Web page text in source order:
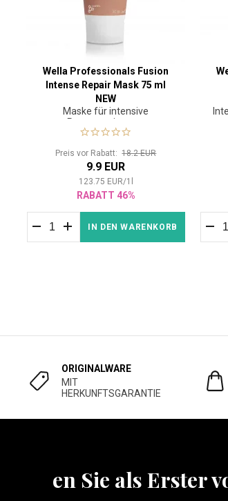
Wella Professionals Fusion
Intense Repair Mask 75 ml
NEW
Maske für intensive
Regeneration von
geschädigtem Haar
Preis vor Rabatt:18.2 EUR
9.9 EUR
123.75 EUR/1
RABATT 46%
IN DEN WARENKORB
ORIGINALWARE
MIT
HERKUNFTSGARANTIE
Erfahren Sie als Erster